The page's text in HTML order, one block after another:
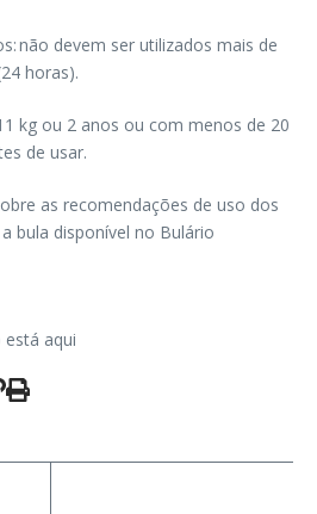
não devem ser utilizados mais de
horas).
kg ou 2 anos ou com menos de 20
de usar.
as recomendações de uso dos
bula disponível no Bulário
aqui